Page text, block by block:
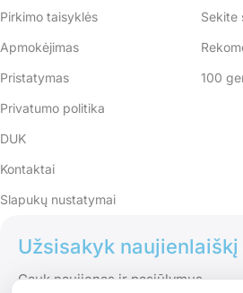
Pirkimo taisyklės
Apmokėjimas
Pristatymas
Privatumo politika
DUK
Kontaktai
Slapukų nustatymai
Sekite
100
Užsisakyk naujienlaiškį
Gauk naujienas ir pasiūlymus